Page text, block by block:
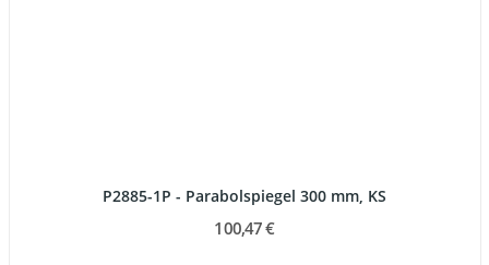
P2885-1P - Parabolspiegel 300 mm, KS
100,47 €